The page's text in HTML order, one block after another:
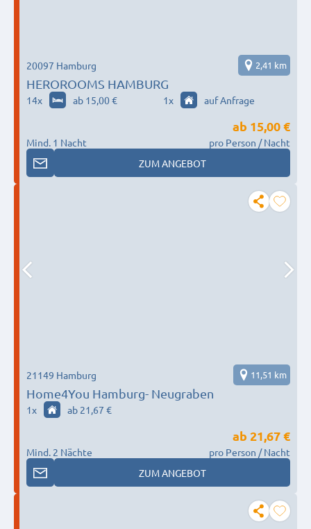
HEROROOMS HAMBURG
20097 Hamburg 2,41 km
14x ab 15,00 € 1x auf Anfrage
Mind. 1 Nacht
ab 15,00 €
pro Person / Nacht
ZUM ANGEBOT
Home4You Hamburg- Neugraben
21149 Hamburg 11,51 km
1x ab 21,67 €
Mind. 2 Nächte
ab 21,67 €
pro Person / Nacht
ZUM ANGEBOT